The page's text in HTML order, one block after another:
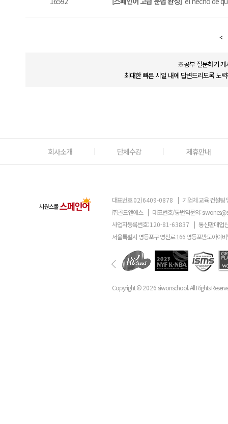
※공부 질문하기 게
최대한 빠른 시일 내에 답변드리도록 노
회사소개 단체수강 제휴안내
대표번호02)6409-0878 | 기업체 교육 컨설팅
㈜골드앤에스 | 대표번호/통번역문의:
사업자등록번호:120-81-63837 | 통신판매업
서울특별시 영등포구 영신로 166 영등포반도아이
Copyright ©2026 siwonschool. All Rights